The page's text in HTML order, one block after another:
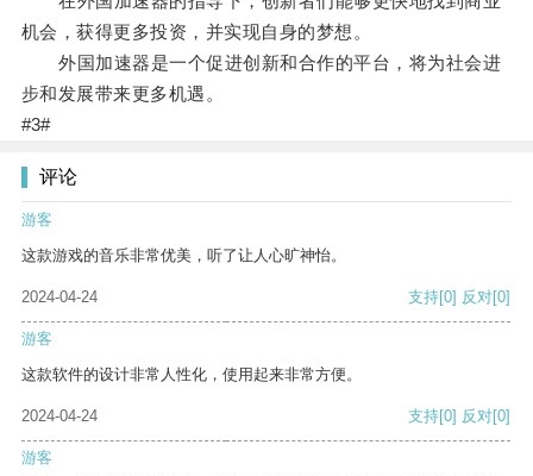
机会，获得更多投资，并实现自身的梦想。
外国加速器是一个促进创新和合作的平台，将为社会进
步和发展带来更多机遇。
#3#
评论
游客
这款游戏的音乐非常优美，听了让人心旷神怡。
2024-04-24 支持[0] 反对[0]
游客
这款软件的设计非常人性化，使用起来非常方便。
2024-04-24 支持[0] 反对[0]
游客